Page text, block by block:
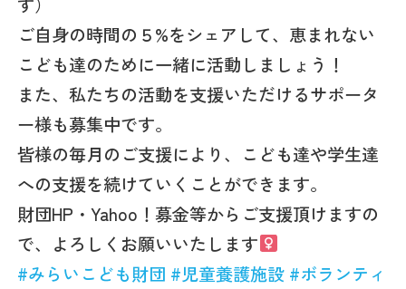
ご自身の時間の５%をシェアして、恵まれない
こども達のために一緒に活動しましょう！
また、私たちの活動を支援いただけるサポータ
ー様も募集中です。
皆様の毎月のご支援により、こども達や学生達
への支援を続けていくことができます。
財団HP・Yahoo！募金等からご支援頂けますの
で、よろしくお願いいたします‍‍
#みらいこども財団 #児童養護施設 #ボランティ